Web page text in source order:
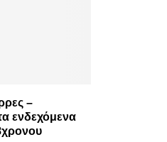
–
ενδεχόμενα